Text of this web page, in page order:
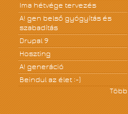
Ima hétvége tervezés
A! gen belső gyógyítás és
szabadítás
Drupal 9
Hoszting
A! generáció
Beindul az élet :-)
Több